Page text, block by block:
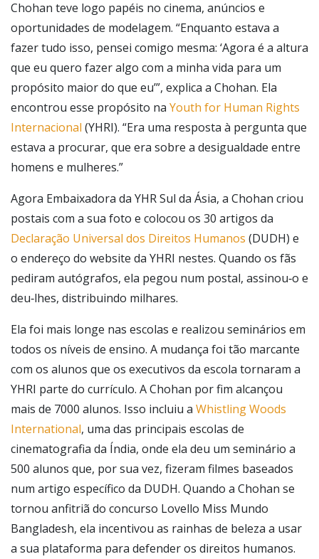
Chohan teve logo papéis no cinema, anúncios e
oportunidades de modelagem. “Enquanto estava a
fazer tudo isso, pensei comigo mesma: ‘Agora é a altura
que eu quero fazer algo com a minha vida para um
propósito maior do que eu’”, explica a Chohan. Ela
encontrou esse propósito na Youth for Human Rights
Internacional (YHRI). “Era uma resposta à pergunta que
estava a procurar, que era sobre a desigualdade entre
homens e mulheres.”
Agora Embaixadora da YHR Sul da Ásia, a Chohan criou
postais com a sua foto e colocou os 30 artigos da
Declaração Universal dos Direitos Humanos (DUDH) e
o endereço do website da YHRI nestes. Quando os fãs
pediram autógrafos, ela pegou num postal, assinou‑o e
deu‑lhes, distribuindo milhares.
Ela foi mais longe nas escolas e realizou seminários em
todos os níveis de ensino. A mudança foi tão marcante
com os alunos que os executivos da escola tornaram a
YHRI parte do currículo. A Chohan por fim alcançou
mais de 7000 alunos. Isso incluiu a Whistling Woods
International, uma das principais escolas de
cinematografia da Índia, onde ela deu um seminário a
500 alunos que, por sua vez, fizeram filmes baseados
num artigo específico da DUDH. Quando a Chohan se
tornou anfitriã do concurso Lovello Miss Mundo
Bangladesh, ela incentivou as rainhas de beleza a usar
a sua plataforma para defender os direitos humanos.